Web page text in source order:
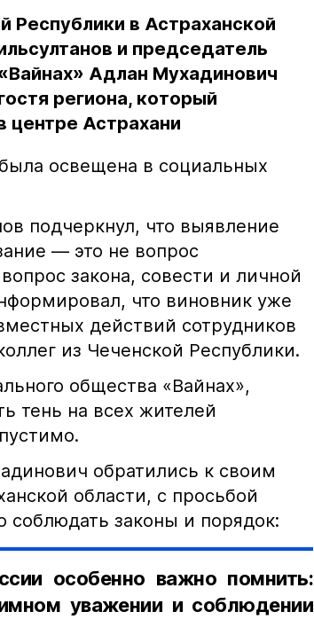
Республики в Астраханской
и председатель
Адлан Мухадинович
региона, который
Астрахани
освещена в социальных
подчеркнул, что выявление
— это не вопрос
закона, совести и личной
что виновник уже
действий сотрудников
из Чеченской Республики.
общества «Вайнах»,
тень на всех жителей
обратились к своим
области, с просьбой
соблюдать законы и порядок:
особенно важно помнить:
уважении и соблюдении